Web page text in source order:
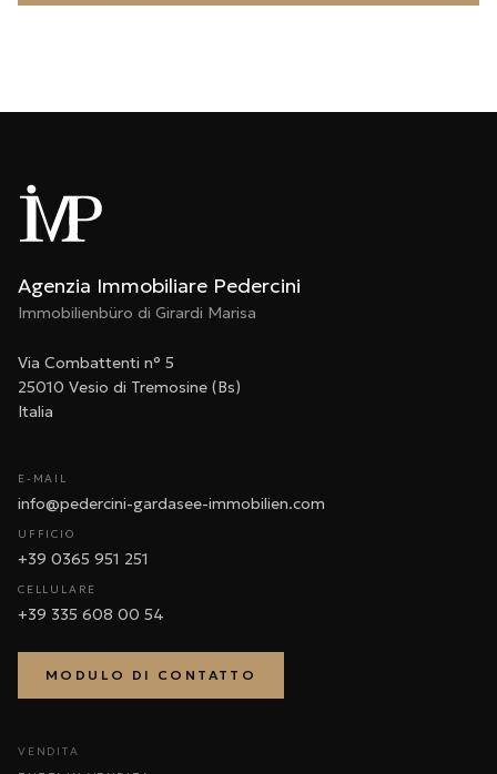
Agenzia Immobiliare Pedercini
Immobilienbüro di Girardi Marisa
Via Combattenti n° 5
25010 Vesio di Tremosine (Bs)
Italia
E-MAIL
info@pedercini-gardasee-immobilien.com
UFFICIO
+39 0365 951 251
CELLULARE
+39 335 608 00 54
MODULO DI CONTATTO
VENDITA